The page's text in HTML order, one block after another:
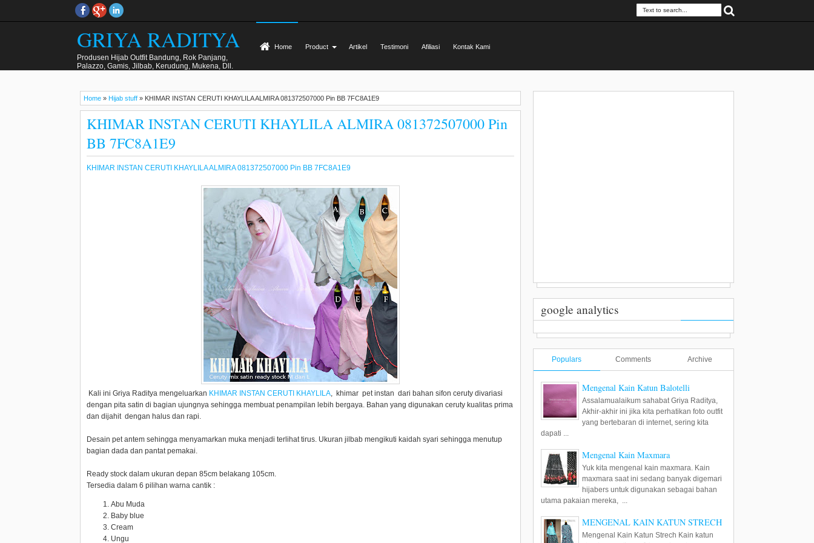
GRIYA RADITYA
Produsen Hijab Outfit Bandung, Rok Panjang,
Palazzo, Gamis, Jilbab, Kerudung, Mukena, Dll.
Home Product Artikel Testimoni Afiliasi Kontak Kami
Home » Hijab stuff » KHIMAR INSTAN CERUTI KHAYLILA ALMIRA 081372507000 Pin BB 7FC8A1E9
KHIMAR INSTAN CERUTI KHAYLILA ALMIRA 081372507000 Pin
BB 7FC8A1E9
KHIMAR INSTAN CERUTI KHAYLILA ALMIRA 081372507000 Pin BB 7FC8A1E9
Kali ini Griya Raditya mengeluarkan KHIMAR INSTAN CERUTI KHAYLILA, khimar pet instan dari bahan sifon ceruty divariasi
dengan pita satin di bagian ujungnya sehingga membuat penampilan lebih bergaya. Bahan yang digunakan ceruty kualitas prima
dan dijahit dengan halus dan rapi.
Desain pet antem sehingga menyamarkan muka menjadi terlihat tirus. Ukuran jilbab mengikuti kaidah syari sehingga menutup
bagian dada dan pantat pemakai.
Ready stock dalam ukuran depan 85cm belakang 105cm.
Tersedia dalam 6 pilihan warna cantik :
Abu Muda
Baby blue
Cream
Ungu
google analytics
Populars Comments Archive
Mengenal Kain Katun Balotelli
Assalamualaikum sahabat Griya Raditya,
Akhir-akhir ini jika kita perhatikan foto outfit
yang bertebaran di internet, sering kita
dapati ...
Mengenal Kain Maxmara
Yuk kita mengenal kain maxmara. Kain
maxmara saat ini sedang banyak digemari
hijabers untuk digunakan sebagai bahan
utama pakaian mereka, ...
MENGENAL KAIN KATUN STRECH
Mengenal Kain Katun Strech Kain katun